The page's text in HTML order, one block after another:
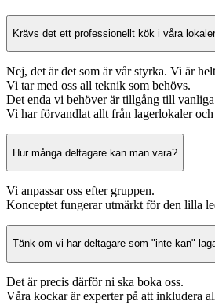
Krävs det ett professionellt kök i våra
Nej, det är det som är vår styrka. Vi är
Vi tar med oss all teknik som behövs.
Det enda vi behöver är tillgång till
Vi har förvandlat allt från lagerlokaler
Hur många deltagare kan man vara?
Vi anpassar oss efter gruppen.
Konceptet fungerar utmärkt för den lilla
Tänk om vi har deltagare som "inte kan"
Det är precis därför ni ska boka oss.
Våra kockar är experter på att inkludera